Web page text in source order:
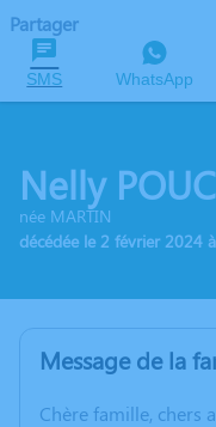
Partager
SMS WhatsApp
Nelly
née MARTIN
décédée le 2 février 2024
Message de la
Chère famille, chers